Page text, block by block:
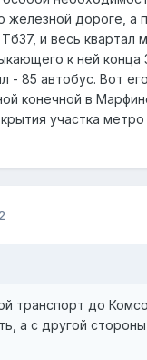
железной дороге, а
и весь
к ней
- 85 автобус. Вот
конечной в
участка
транспорт до
а с другой